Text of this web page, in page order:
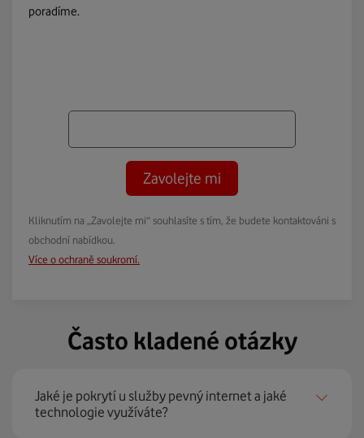
poradíme.
Zavolejte mi
Kliknutím na „Zavolejte mi“ souhlasíte s tím, že budete kontaktováni s
obchodní nabídkou.
Více o ochraně soukromí.
Často kladené otázky
Jaké je pokrytí u služby pevný internet a jaké
technologie využíváte?